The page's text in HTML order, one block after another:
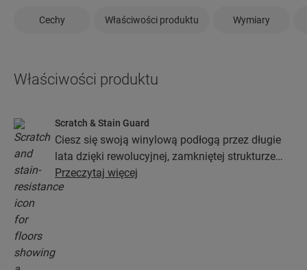
Cechy Właściwości produktu Wymiary
Właściwości produktu
Scratch & Stain Guard
Ciesz się swoją winylową podłogą przez długie
lata dzięki rewolucyjnej, zamkniętej strukturze
wierzchniej warstwy opartej na technologiach
Stain Guard i Scratch Guard. Powłoka ta chroni
Przeczytaj więcej